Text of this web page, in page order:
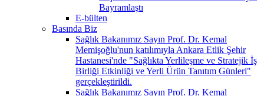
Bayramlaştı
E-bülten
Basında Biz
Sağlık Bakanımız Sayın Prof. Dr. Kemal
Memişoğlu'nun katılımıyla Ankara Etlik Şehir
Hastanesi'nde "Sağlıkta Yerlileşme ve Stratejik İş
Birliği Etkinliği ve Yerli Ürün Tanıtım Günleri"
gerçekleştirildi.
Sağlık Bakanımız Sayın Prof. Dr. Kemal